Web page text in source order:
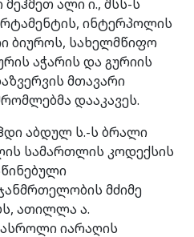
ალი ი., შსს-ს
ინტერპოლის
ბიუროს, სახელმწიფო
აჭარის და გურიის
მთავარი
დააკავეს.
აბდულ ს.-ს ბრალი
სამართლის კოდექსის
მძიმე
ათილლა ა.
იარაღის